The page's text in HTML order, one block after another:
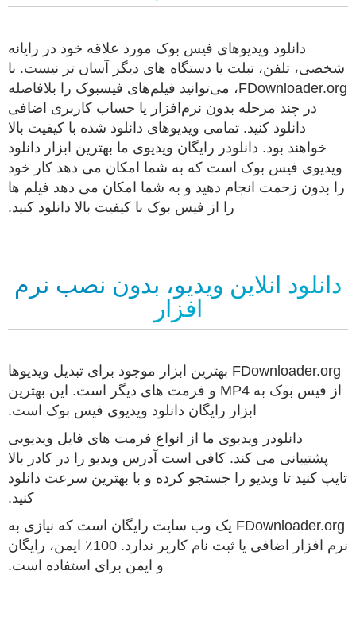
دانلود ویدیوهای فیس بوک مورد علاقه خود در رایانه
شخصی، تلفن، تبلت یا دستگاه های دیگر آسان تر نیست. با
FDownloader.org، می‌توانید فیلم‌های فیسبوک را بلافاصله
در چند مرحله بدون نرم‌افزار یا حساب کاربری اضافی
دانلود کنید. تمامی ویدیوهای دانلود شده با کیفیت بالا
خواهند بود. دانلودر رایگان ویدیوی ما بهترین ابزار دانلود
ویدیوی فیس بوک است که به شما امکان می دهد کار خود
را بدون زحمت انجام دهید و به شما امکان می دهد فیلم ها
را از فیس بوک با کیفیت بالا دانلود کنید.
دانلود آنلاین ویدیو، بدون نصب نرم
افزار
FDownloader.org بهترین ابزار موجود برای تبدیل ویدیوها
از فیس بوک به MP4 و فرمت های دیگر است. این بهترین
ابزار رایگان دانلود ویدیوی فیس بوک است.
دانلودر ویدیوی ما از انواع فرمت های فایل ویدیویی
پشتیبانی می کند. کافی است آدرس ویدیو را در کادر بالا
تایپ کنید تا ویدیو را جستجو کرده و با بهترین سرعت دانلود
کنید.
FDownloader.org یک وب سایت رایگان است که نیازی به
نرم افزار اضافی یا ثبت نام کاربر ندارد. 100٪ ایمن، رایگان
و ایمن برای استفاده است.